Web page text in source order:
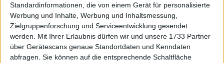
Standardinformationen, die von einem Gerät für personalisierte
Werbung und Inhalte, Werbung und Inhaltsmessung,
Zielgruppenforschung und Serviceentwicklung gesendet
werden. Mit Ihrer Erlaubnis dürfen wir und unsere 1733 Partner
über Gerätescans genaue Standortdaten und Kenndaten
abfragen. Sie können auf die entsprechende Schaltfläche
Plíšková und Barbora Krejčíková.
Ergebnisse Damen-Einzel Prag
Open: